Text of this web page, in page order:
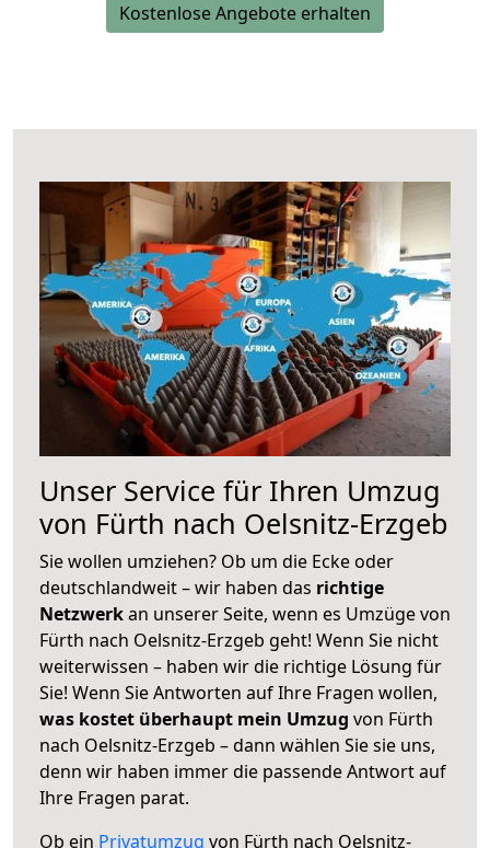
Kostenlose Angebote erhalten
Unser Service für Ihren Umzug
von Fürth nach Oelsnitz-Erzgeb
Sie wollen umziehen? Ob um die Ecke oder
deutschlandweit – wir haben das richtige
Netzwerkan unserer Seite, wenn es Umzüge von
Fürth nach Oelsnitz-Erzgeb geht! Wenn Sie nicht
weiterwissen – haben wir die richtige Lösung für
Sie! Wenn Sie Antworten auf Ihre Fragen wollen,
was kostet überhaupt mein Umzug von Fürth
nach Oelsnitz-Erzgeb – dann wählen Sie sie uns,
denn wir haben immer die passende Antwort auf
Ihre Fragen parat.
Ob ein Privatumzug von Fürth nach Oelsnitz-